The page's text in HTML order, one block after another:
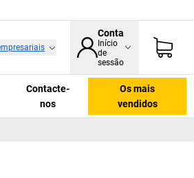
Conta
Início
de
sessão
Contacte-
nos
Os mais
vendidos